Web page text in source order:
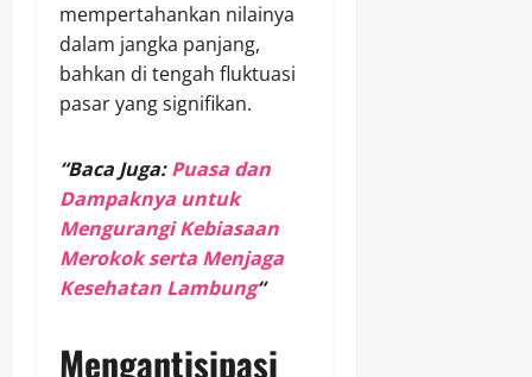
mempertahankan nilainya
dalam jangka panjang,
bahkan di tengah fluktuasi
pasar yang signifikan.
“Baca Juga:Puasa dan
Dampaknya untuk
Mengurangi Kebiasaan
Merokok serta Menjaga
Kesehatan Lambung“
Mengantisipasi